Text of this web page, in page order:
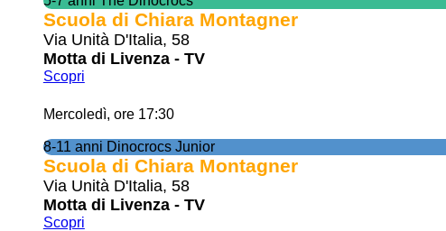
Scuola di Chiara Montagner
Via Unità D'Italia, 58
Motta di Livenza - TV
Scopri
Mercoledì, ore 17:30
8-11 anni Dinocrocs Junior
Scuola di Chiara Montagner
Via Unità D'Italia, 58
Motta di Livenza - TV
Scopri